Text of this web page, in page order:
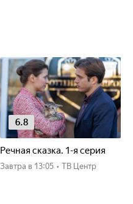
6.8
Речная сказка. 1-я серия
Завтра в 13:05 • ТВ Центр